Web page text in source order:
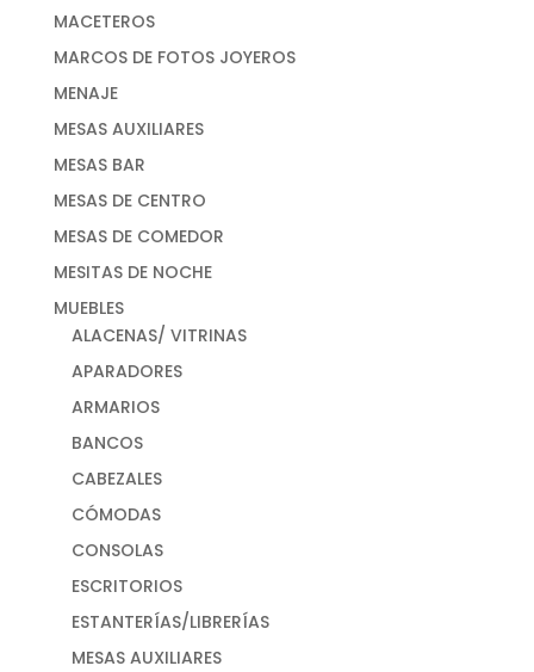
MACETEROS
MARCOS DE FOTOS JOYEROS
MENAJE
MESAS AUXILIARES
MESAS BAR
MESAS DE CENTRO
MESAS DE COMEDOR
MESITAS DE NOCHE
MUEBLES
ALACENAS/ VITRINAS
APARADORES
ARMARIOS
BANCOS
CABEZALES
CÓMODAS
CONSOLAS
ESCRITORIOS
ESTANTERÍAS/LIBRERÍAS
MESAS AUXILIARES